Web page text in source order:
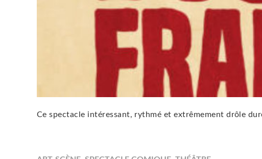
Ce spectacle intéressant, rythmé et extrêmement drôle